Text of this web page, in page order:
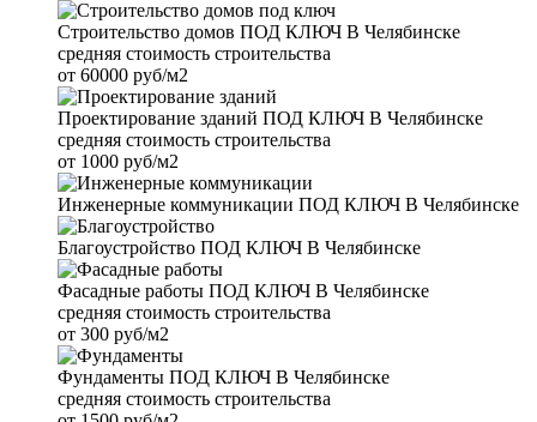
Строительство домов ПОД КЛЮЧ В Челябинске
средняя стоимость строительства
от 60000 руб/м2
Проектирование зданий ПОД КЛЮЧ В Челябинске
средняя стоимость строительства
от 1000 руб/м2
Инженерные коммуникации ПОД КЛЮЧ В Челябинске
Благоустройство ПОД КЛЮЧ В Челябинске
Фасадные работы ПОД КЛЮЧ В Челябинске
средняя стоимость строительства
от 300 руб/м2
Фундаменты ПОД КЛЮЧ В Челябинске
средняя стоимость строительства